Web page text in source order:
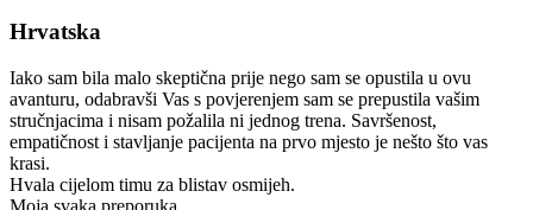
Hrvatska
Iako sam bila malo skeptična prije nego sam se opustila u ovu
avanturu, odabravši Vas s povjerenjem sam se prepustila vašim
stručnjacima i nisam požalila ni jednog trena. Savršenost,
empatičnost i stavljanje pacijenta na prvo mjesto je nešto što vas
krasi.
Hvala cijelom timu za blistav osmijeh.
Moja svaka preporuka.